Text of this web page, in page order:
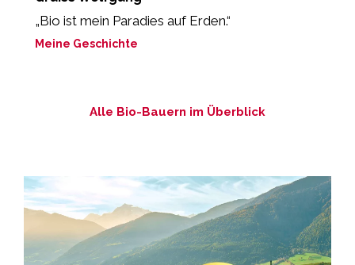
„Bio ist mein Paradies auf Erden.“
Meine Geschichte
Alle Bio-Bauern im Überblick